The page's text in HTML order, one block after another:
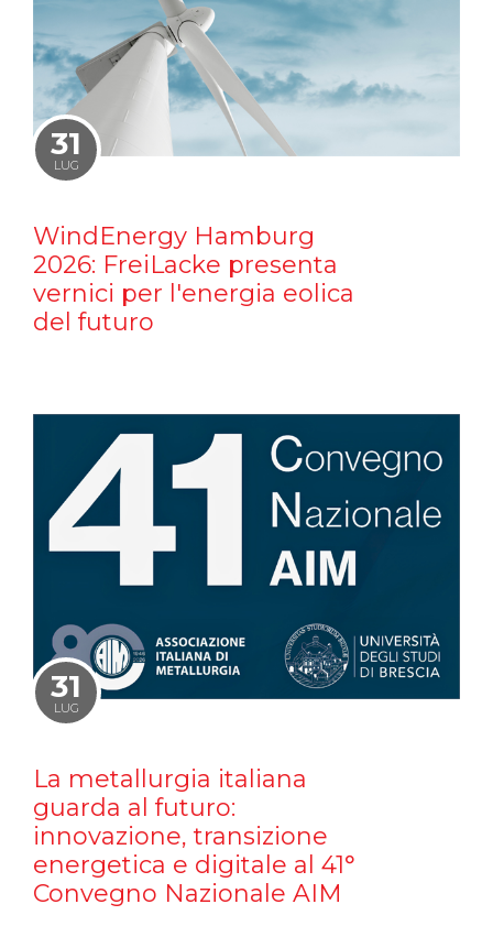
31
LUG
WindEnergy Hamburg
2026: FreiLacke presenta
vernici per l'energia eolica
del futuro
31
LUG
La metallurgia italiana
guarda al futuro:
innovazione, transizione
energetica e digitale al 41°
Convegno Nazionale AIM